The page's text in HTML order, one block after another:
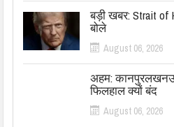
बड़ी खबर: Strait of
बोले
August 06, 2026
अहम:
फिलहाल क्यों बंद
August 06, 2026